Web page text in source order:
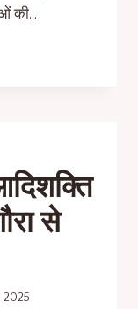
की…
से
2025